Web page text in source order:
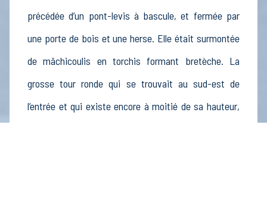
précédée d’un pont-levis à bascule, et fermée par
une porte de bois et une herse. Elle était surmontée
de mâchicoulis en torchis formant bretèche. La
grosse tour ronde qui se trouvait au sud-est de
l’entrée et qui existe encore à moitié de sa hauteur,